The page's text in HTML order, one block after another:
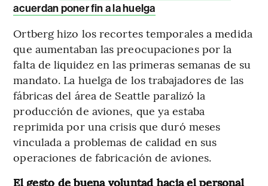
acuerdan poner fin a la huelga
Ortberg hizo los recortes temporales a medida
que aumentaban las preocupaciones por la
falta de liquidez en las primeras semanas de su
mandato. La huelga de los trabajadores de las
fábricas del área de Seattle paralizó la
producción de aviones, que ya estaba
reprimida por una crisis que duró meses
vinculada a problemas de calidad en sus
operaciones de fabricación de aviones.
El gesto de buena voluntad hacia el personal